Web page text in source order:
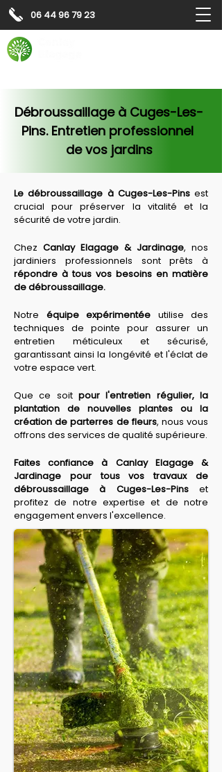
06 44 96 79 23
Débroussaillage à Cuges-Les-
Pins. Entretien professionnel
de vos jardins
Le débroussaillage à Cuges-Les-Pins est
crucial pour préserver la vitalité et la
sécurité de votre jardin.
Chez Canlay Elagage & Jardinage, nos
répondre à tous vos besoins en matière
de débroussaillage.
Notre équipe expérimentée utilise des
techniques de pointe pour assurer un
entretien méticuleux et sécurisé,
garantissant ainsi la longévité et l'éclat de
votre espace vert.
Que ce soit pour l'entretien régulier, la
plantation de nouvelles plantes ou la
création de parterres de fleurs, nous vous
offrons des services de qualité supérieure.
Faites confiance à Canlay Elagage &
Jardinage pour tous vos travaux de
débroussaillage à Cuges-Les-Pins et
profitez de notre expertise et de notre
engagement envers l'excellence.